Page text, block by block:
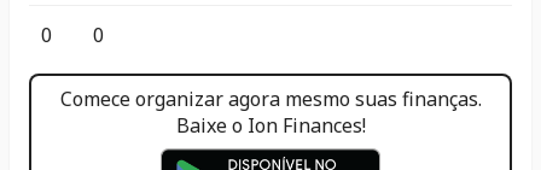
0 0
Comece organizar agora mesmo suas finanças.
Baixe o Ion Finances!